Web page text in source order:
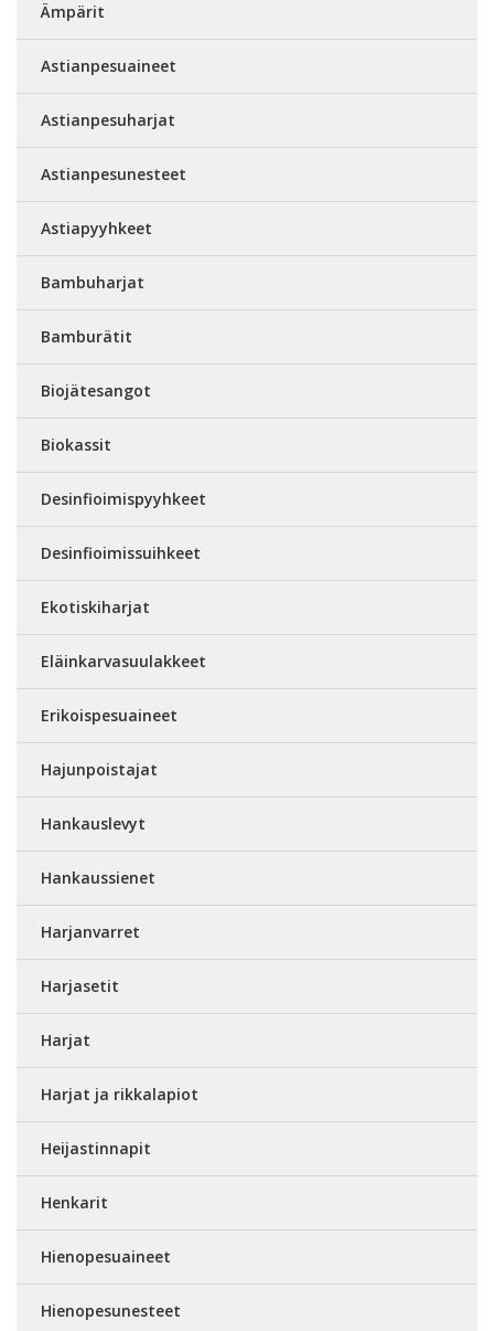
Ämpärit
Astianpesuaineet
Astianpesuharjat
Astianpesunesteet
Astiapyyhkeet
Bambuharjat
Bamburätit
Biojätesangot
Biokassit
Desinfioimispyyhkeet
Desinfioimissuihkeet
Ekotiskiharjat
Eläinkarvasuulakkeet
Erikoispesuaineet
Hajunpoistajat
Hankauslevyt
Hankaussienet
Harjanvarret
Harjasetit
Harjat
Harjat ja rikkalapiot
Heijastinnapit
Henkarit
Hienopesuaineet
Hienopesunesteet